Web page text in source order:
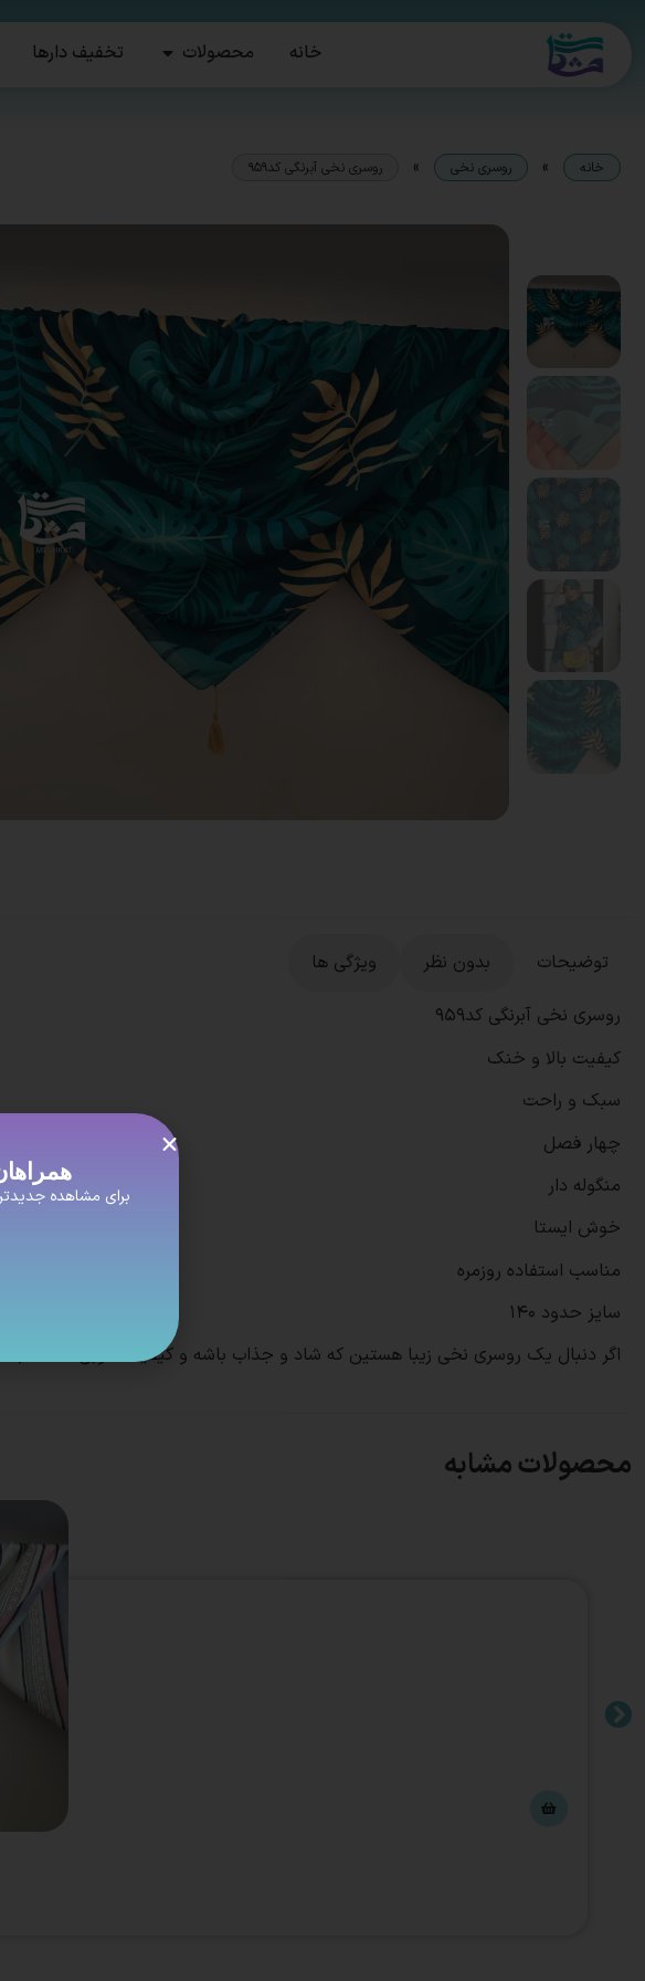
خانه محصولات تخفیف دارها
خانه » روسری نخی » روسری نخی آبرنگی کد959
توضیحات بدون نظر
ویژگی ها
روسری نخی آبرنگی کد959
کیفیت بالا و خنک
سبک و راحت
چهار فصل
منگوله دار
خوش ایستا
مناسب استفاده روزمره
سایز حدود 140
اگر دنبال یک روسری نخی زیبا هستین که شاد و جذاب باشه و کیفیت خوبی داشته
محصولات مشابه
برای مشاهده